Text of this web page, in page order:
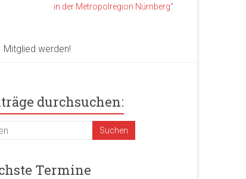
in der Metropolregion Nürnberg"
Mitglied werden!
durchsuchen:
Termine